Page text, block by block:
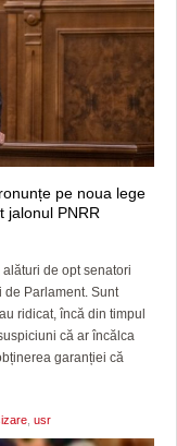
pe noua lege
jalonul PNRR
de opt senatori
de Parlament. Sunt
ridicat, încă din timpul
că ar încălca
garanției că
usr